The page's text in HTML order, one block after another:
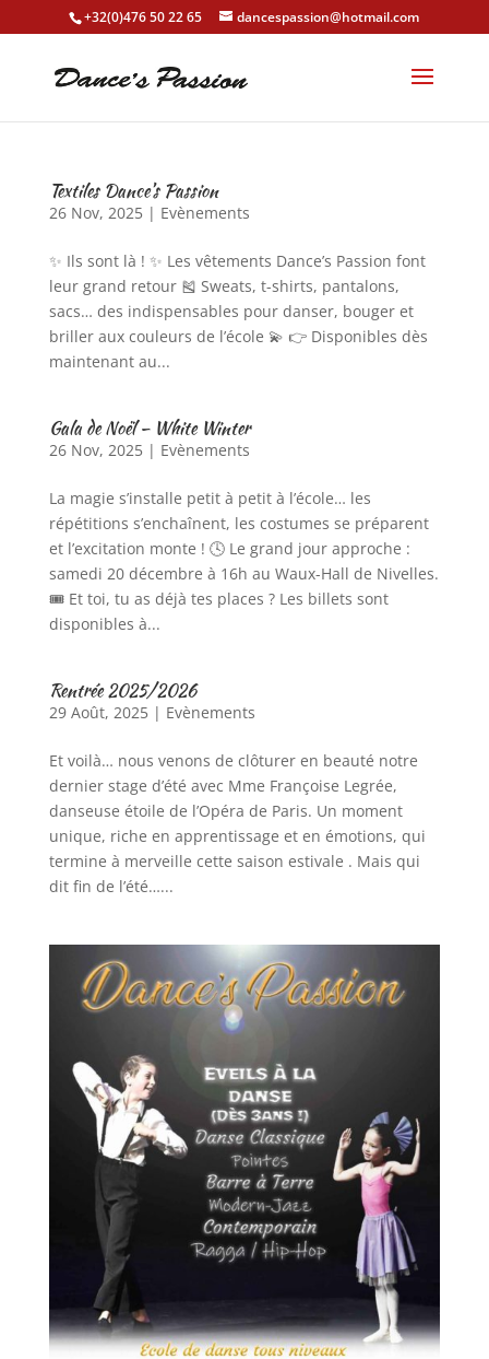
+32(0)476 50 22 65 dancespassion@hotmail.com
Textiles Dance’s Passion
26 Nov, 2025| Evènements
✨ Ils sont là ! ✨ Les vêtements Dance’s Passion font
leur grand retour 🎽 Sweats, t-shirts, pantalons,
sacs… des indispensables pour danser, bouger et
briller aux couleurs de l’école 💫 👉 Disponibles dès
maintenant au...
Gala de Noël – White Winter
26 Nov, 2025| Evènements
La magie s’installe petit à petit à l’école… les
répétitions s’enchaînent, les costumes se préparent
et l’excitation monte ! 🕓 Le grand jour approche :
samedi 20 décembre à 16h au Waux-Hall de Nivelles.
🎟️ Et toi, tu as déjà tes places ? Les billets sont
disponibles à...
Rentrée 2025/2026
29 Août, 2025| Evènements
Et voilà… nous venons de clôturer en beauté notre
dernier stage d’été avec Mme Françoise Legrée,
danseuse étoile de l’Opéra de Paris. Un moment
unique, riche en apprentissage et en émotions, qui
termine à merveille cette saison estivale . Mais qui
dit fin de l’été…...